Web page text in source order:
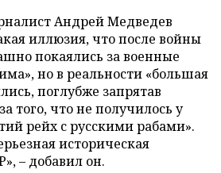
Андрей Медведев
иллюзия, что после войны
покаялись за военные
но в реальности «большая
поглубже запрятав
того, что не получилось у
рейх с русскими рабами».
историческая
– добавил он.